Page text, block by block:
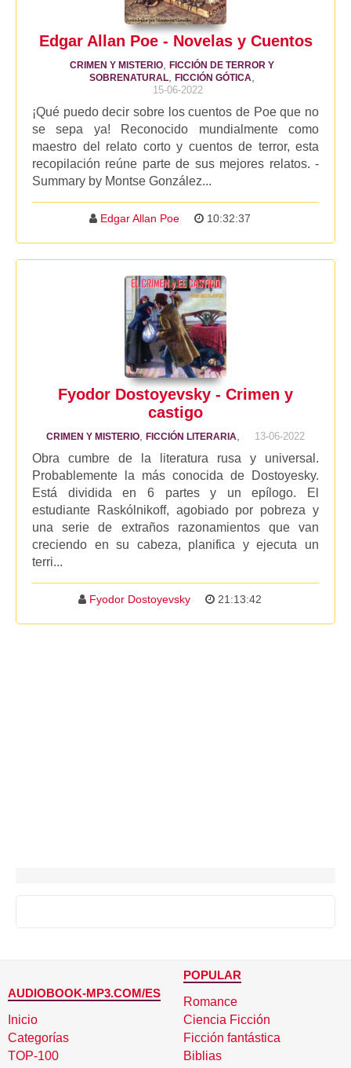
Edgar Allan Poe - Novelas y Cuentos
CRIMEN Y MISTERIO,
FICCIÓN DE TERROR Y
SOBRENATURAL, FICCIÓN GÓTICA
15-06-2022
¡Qué puedo decir sobre los cuentos de Poe que no
se sepa ya! Reconocido mundialmente como
maestro del relato corto y cuentos de terror, esta
recopilación reúne parte de sus mejores relatos. -
Summary by Montse González...
Edgar Allan Poe 10:32:37
Fyodor Dostoyevsky - Crimen y
castigo
CRIMEN Y MISTERIO FICCIÓN LITERARIA 13-06-2022
Obra cumbre de la literatura rusa y universal.
Probablemente la más conocida de Dostoyesky.
Está dividida en 6 partes y un epílogo. El
estudiante Raskólnikoff, agobiado por pobreza y
una serie de extraños razonamientos que van
creciendo en su cabeza, planifica y ejecuta un
terri...
Fyodor Dostoyevsky 21:13:42
AUDIOBOOK-MP3.COM/ES
Inicio
Categorías
TOP-100
POPULAR
Romance
Ciencia Ficción
Ficción fantástica
Biblias